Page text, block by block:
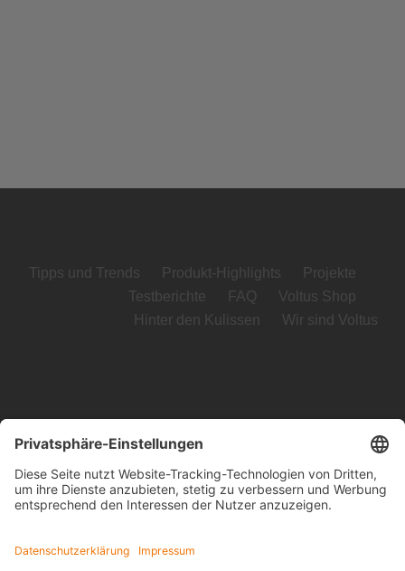
Tipps und Trends Produkt-Highlights
Projekte
Testberichte
FAQ
Voltus Shop
Hinter den Kulissen
Wir sind Voltus
Voltus GmbH
Loog 7, 23611 Bad Schwartau
Telefon: +49 (0) 451 989 03-0
www.voltus.de